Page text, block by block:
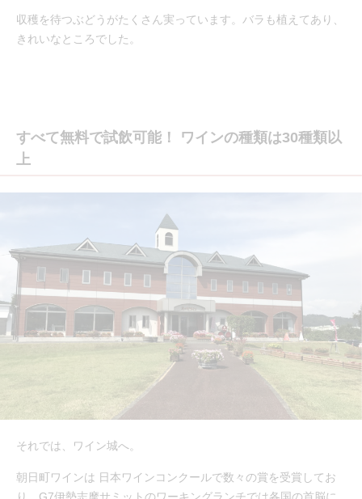
収穫を待つぶどうがたくさん実っています。バラも植えてあり、
きれいなところでした。
すべて無料で試飲可能！ ワインの種類は30種類以
上
それでは、ワイン城へ。
朝日町ワインは 日本ワインコンクールで数々の賞を受賞してお